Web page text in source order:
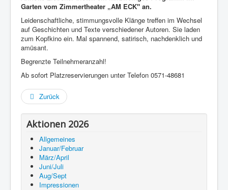
Garten vom Zimmertheater „AM ECK" an.
Leidenschaftliche, stimmungsvolle Klänge treffen im Wechsel
auf Geschichten und Texte verschiedener Autoren. Sie laden
zum Kopfkino ein. Mal spannend, satirisch, nachdenklich und
amüsant.
Begrenzte Teilnehmeranzahl!
Ab sofort Platzreservierungen unter Telefon 0571-48681
Zurück
Aktionen 2026
Allgemeines
Januar/Februar
März/April
Juni/Juli
Aug/Sept
Impressionen